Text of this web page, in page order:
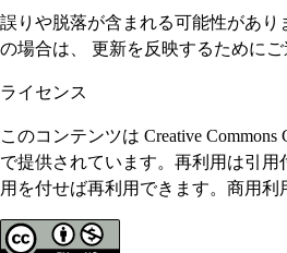
誤りや脱落が含まれる可能性があり
の場合は、 更新を反映するためにご
ライセンス
このコンテンツは Creative
で提供されています。再利用は引用
用を付せば再利用できます。商用利